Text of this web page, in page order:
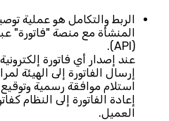
الربط والتكامل هو عملية
المنشأة مع منصة "فاتورة"
(API).
عند إصدار أي فاتورة
إرسال الفاتورة إلى الهيئة
استلام موافقة رسمية
إعادة الفاتورة إلى النظام
العميل.